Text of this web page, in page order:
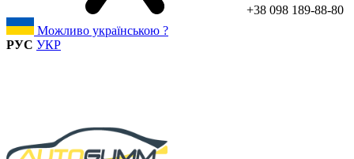
+38 098 189-88-80
Можливо українською ?
РУС УКР